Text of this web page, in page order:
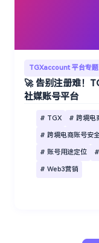
TGXaccount 平台专题
🚀 告别注册难！
社媒账号平台
# TGX # 跨境电
# 跨境电商账号安
# 账号用途定位
# Web3营销